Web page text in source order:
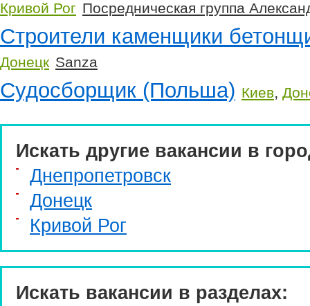
Кривой Рог Посредническая группа
Строители каменщики
Донецк Sanza
Судосборщик (Польша) Киев,
Искать другие вакансии в
Днепропетровск
Донецк
Кривой Рог
Искать вакансии в разделах: